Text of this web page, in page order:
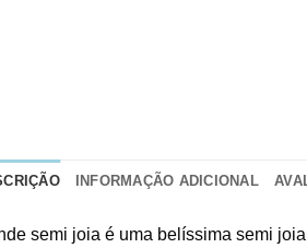
INFORMAÇÃO ADICIONAL
semi joia é uma belíssima semi